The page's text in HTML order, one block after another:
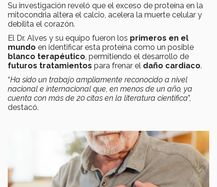
Su investigación reveló que el exceso de proteína en la
mitocondria altera el calcio, acelera la muerte celular y
debilita el corazón.
El Dr. Alves y su equipo fueron los primeros en el
mundo en identificar esta proteína como un posible
blanco terapéutico , permitiendo el desarrollo de
futuros tratamientos para frenar el daño cardiaco.
“Ha sido un trabajo ampliamente reconocido a nivel
nacional e internacional que, en menos de un año, ya
cuenta con más de 20 citas en la literatura científica”,
destacó.